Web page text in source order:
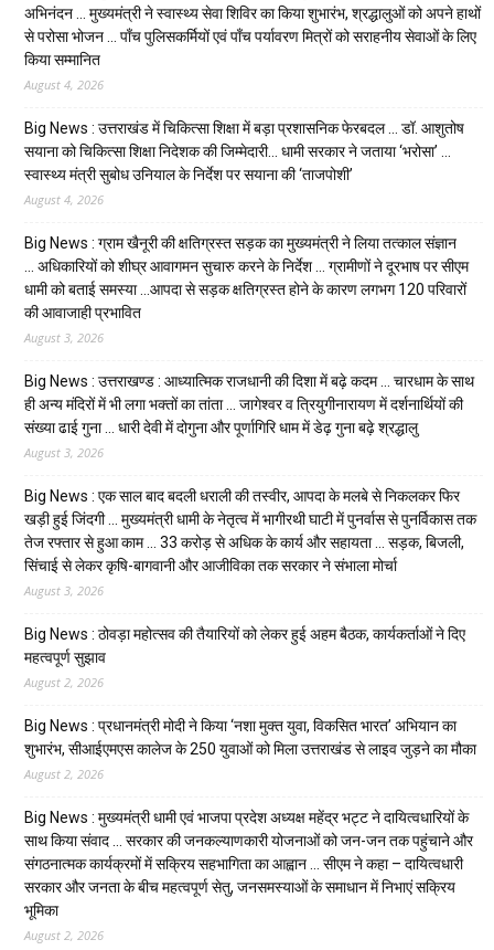
अभिनंदन … मुख्यमंत्री ने स्वास्थ्य सेवा शिविर का किया शुभारंभ, श्रद्धालुओं को अपने हाथों
से परोसा भोजन … पाँच पुलिसकर्मियों एवं पाँच पर्यावरण मित्रों को सराहनीय सेवाओं के लिए
किया सम्मानित
August 4, 2026
Big News : उत्तराखंड में चिकित्सा शिक्षा में बड़ा प्रशासनिक फेरबदल … डॉ. आशुतोष
सयाना को चिकित्सा शिक्षा निदेशक की जिम्मेदारी… धामी सरकार ने जताया ‘भरोसा’ …
स्वास्थ्य मंत्री सुबोध उनियाल के निर्देश पर सयाना की ‘ताजपोशी’
August 4, 2026
Big News : ग्राम खैनूरी की क्षतिग्रस्त सड़क का मुख्यमंत्री ने लिया तत्काल संज्ञान
… अधिकारियों को शीघ्र आवागमन सुचारु करने के निर्देश … ग्रामीणों ने दूरभाष पर सीएम
धामी को बताई समस्या …आपदा से सड़क क्षतिग्रस्त होने के कारण लगभग 120 परिवारों
की आवाजाही प्रभावित
August 3, 2026
Big News : उत्तराखण्ड : आध्यात्मिक राजधानी की दिशा में बढ़े कदम … चारधाम के साथ
ही अन्य मंदिरों में भी लगा भक्तों का तांता … जागेश्वर व त्रियुगीनारायण में दर्शनार्थियों की
संख्या ढाई गुना … धारी देवी में दोगुना और पूर्णागिरि धाम में डेढ़ गुना बढ़े श्रद्धालु
August 3, 2026
Big News : एक साल बाद बदली धराली की तस्वीर, आपदा के मलबे से निकलकर फिर
खड़ी हुई जिंदगी … मुख्यमंत्री धामी के नेतृत्व में भागीरथी घाटी में पुनर्वास से पुनर्विकास तक
तेज रफ्तार से हुआ काम … ₹33 करोड़ से अधिक के कार्य और सहायता … सड़क, बिजली,
सिंचाई से लेकर कृषि-बागवानी और आजीविका तक सरकार ने संभाला मोर्चा
August 3, 2026
Big News : ठोवड़ा महोत्सव की तैयारियों को लेकर हुई अहम बैठक, कार्यकर्ताओं ने दिए
महत्वपूर्ण सुझाव
August 2, 2026
Big News : प्रधानमंत्री मोदी ने किया ‘नशा मुक्त युवा, विकसित भारत’ अभियान का
शुभारंभ, सीआईएमएस कालेज के 250 युवाओं को मिला उत्तराखंड से लाइव जुड़ने का मौका
August 2, 2026
Big News : मुख्यमंत्री धामी एवं भाजपा प्रदेश अध्यक्ष महेंद्र भट्ट ने दायित्वधारियों के
साथ किया संवाद … सरकार की जनकल्याणकारी योजनाओं को जन-जन तक पहुंचाने और
संगठनात्मक कार्यक्रमों में सक्रिय सहभागिता का आह्वान … सीएम ने कहा – दायित्वधारी
सरकार और जनता के बीच महत्वपूर्ण सेतु, जनसमस्याओं के समाधान में निभाएं सक्रिय
भूमिका
August 2, 2026